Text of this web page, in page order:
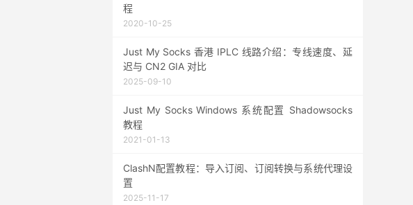
程
2020-10-25
Just My Socks 香港 IPLC 线路介绍：专线速度、延
迟与 CN2 GIA 对比
2025-09-10
Just My Socks Windows 系统配置 Shadowsocks
教程
2021-01-13
ClashN配置教程：导入订阅、订阅转换与系统代理设
置
2025-11-17